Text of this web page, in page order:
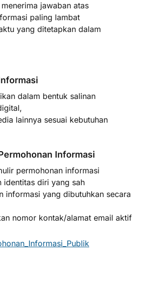
jawaban atas
paling lambat
yang ditetapkan dalam
dalam bentuk salinan
lainnya sesuai kebutuhan
Informasi
permohonan informasi
identitas diri yang sah
informasi yang dibutuhkan secara
nomor kontak/alamat email aktif